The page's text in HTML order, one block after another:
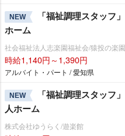
NEW
「福祉調理スタッフ
ホーム
社会福祉法人志楽園福祉会/猿投の楽園
時給1,140円～1,390円
アルバイト・パート / 愛知県
NEW
「福祉調理スタッフ
人ホーム
株式会社ゆうらく/遊楽館